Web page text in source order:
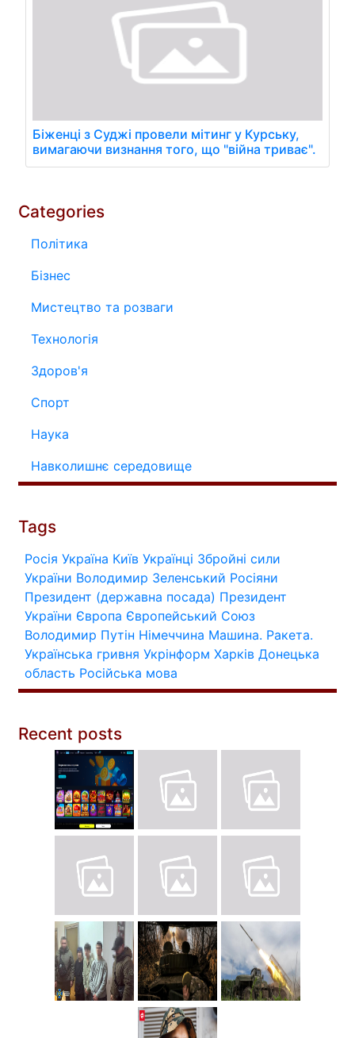
Біженці з Суджі провели мітинг у Курську,
вимагаючи визнання того, що "війна триває".
Categories
Політика
Бізнес
Мистецтво та розваги
Технологія
Здоров'я
Спорт
Наука
Навколишнє середовище
Tags
Росія Україна Київ Українці Збройні сили
України Володимир Зеленський Росіяни
Президент (державна посада) Президент
України Європа Європейський Союз
Володимир Путін Німеччина Машина. Ракета.
Українська гривня Укрінформ Харків Донецька
область Російська мова
Recent posts